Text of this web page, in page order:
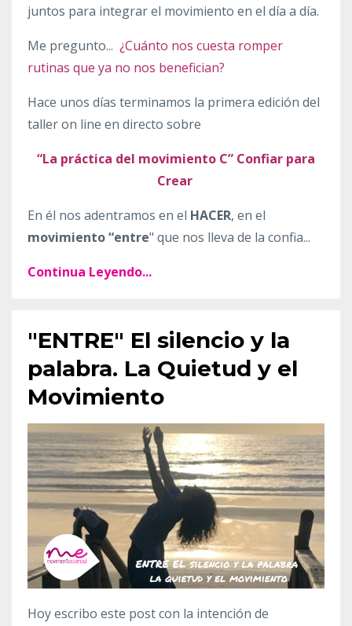
juntos para integrar el movimiento en el día a día.
Me pregunto... ¿Cuánto nos cuesta romper
rutinas que ya no nos benefician?
Hace unos días terminamos la primera edición del
taller on line en directo sobre
“La práctica del movimiento C” Confiar para
Crear
En él nos adentramos en el HACER, en el
movimiento “entre" que nos lleva de la confia...
Continua Leyendo...
"ENTRE" El silencio y la
palabra. La Quietud y el
Movimiento
Hoy escribo este post con la intención de